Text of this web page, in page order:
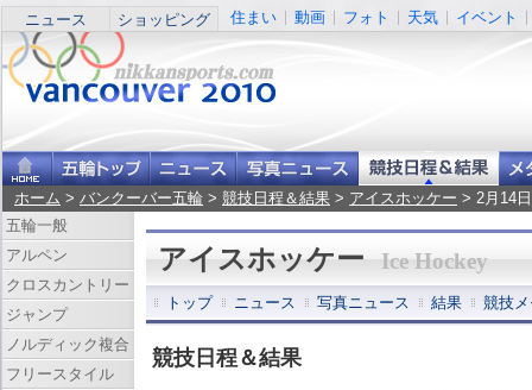
ニュース ショッピング 住まい 動画 フォト 天気 イベント
ホーム > バンクーバー五輪 > 競技日程＆結果 > アイスホッケー > 2月14
アイスホッケー Ice Hockey
トップ ニュース 写真ニュース 結果 競技
競技日程＆結果
五輪一般
アルペン
クロスカントリー
ジャンプ
ノルディック複合
フリースタイル